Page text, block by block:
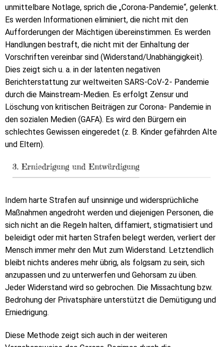
unmittelbare Notlage, sprich die „Corona-Pandemie“, gelenkt.
Es werden Informationen eliminiert, die nicht mit den
Aufforderungen der Mächtigen übereinstimmen. Es werden
Handlungen bestraft, die nicht mit der Einhaltung der
Vorschriften vereinbar sind (Widerstand/Unabhängigkeit).
Dies zeigt sich u. a. in der latenten negativen
Berichterstattung zur weltweiten SARS-CoV-2- Pandemie
durch die Mainstream-Medien. Es erfolgt Zensur und
Löschung von kritischen Beiträgen zur Corona- Pandemie in
den sozialen Medien (GAFA). Es wird den Bürgern ein
schlechtes Gewissen eingeredet (z. B. Kinder gefährden Alte
und Eltern).
3. Erniedrigung und Entwürdigung
Indem harte Strafen auf unsinnige und widersprüchliche
Maßnahmen angedroht werden und diejenigen Personen, die
sich nicht an die Regeln halten, diffamiert, stigmatisiert und
beleidigt oder mit harten Strafen belegt werden, verliert der
Mensch immer mehr den Mut zum Widerstand. Letztendlich
bleibt nichts anderes mehr übrig, als folgsam zu sein, sich
anzupassen und zu unterwerfen und Gehorsam zu üben.
Jeder Widerstand wird so gebrochen. Die Missachtung bzw.
Bedrohung der Privatsphäre unterstützt die Demütigung und
Erniedrigung.
Diese Methode zeigt sich auch in der weiteren